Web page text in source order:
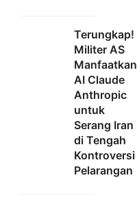
Terungkap!
Militer AS
Manfaatkan
AI Claude
Anthropic
untuk
Serang Iran
di Tengah
Kontroversi
Pelarangan